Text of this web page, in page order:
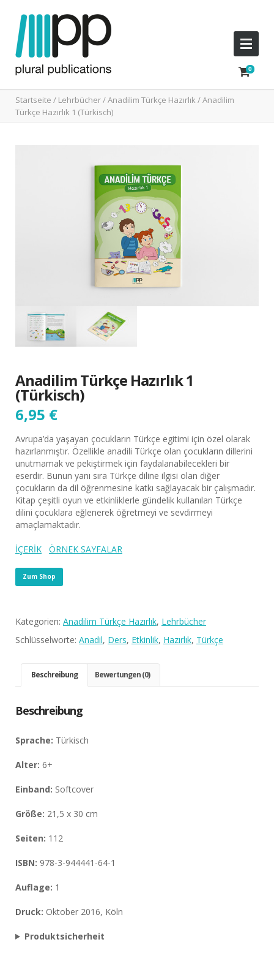
Startseite / Lehrbücher/Anadilim Türkçe Hazırlık / Anadilim
Türkçe Hazırlık 1 (Türkisch)
Anadilim Türkçe Hazırlık 1
(Türkisch)
6,95 €
Avrupa’da yaşayan çocukların Türkçe egitimi için özel olarak
hazırlanmıştır. Özellikle anadili Türkçe olan çocukların dillerini
unutmamak ve pekiştir­mek için faydalanabilecekleri bir
eserdir. Bunun yanı sıra Türkçe diline ilgisi olan diğer
çocukların da dil öğrenmesine katkı sağlayacak bir çalışmadır.
Kitap çeşitli oyun ve etkinliklerle gündelik kullanılan Türkçe
dilini çocuklara eğlenerek öğretmeyi ve sevdirmeyi
amaçlamaktadır.
İÇERİK ÖRNEK SAYFALAR
Zum Shop
Kategorien: Anadilim Türkçe Hazırlık, Lehrbücher
Schlüsselworte: Anadil, Ders, Etkinlik, Hazırlık, Türkçe
Beschreibung Bewertungen (0)
Beschreibung
Sprache: Türkisch
Alter: 6+
Einband: Softcover
Größe: 21,5 x 30 cm
Seiten: 112
ISBN: 978-3-944441-64-1
Auflage: 1
Druck: Oktober 2016, Köln
Produktsicherheit